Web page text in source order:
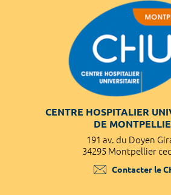
CENTRE HOSPITALIER
DE
191 av. du Doyen
34295 Montpellier
Contacter le